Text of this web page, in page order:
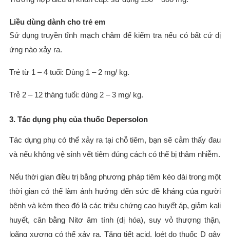
Liều dùng dành cho trẻ em
Sử dụng truyền tĩnh mạch châm để kiểm tra nếu có bất cứ dị
ứng nào xảy ra.
Trẻ từ 1 – 4 tuổi: Dùng 1 – 2 mg/ kg.
Trẻ 2 – 12 tháng tuổi: dùng 2 – 3 mg/ kg.
3. Tác dụng phụ của thuốc Depersolon
Tác dụng phụ có thể xảy ra tại chỗ tiêm, bạn sẽ cảm thấy đau
và nếu không vệ sinh vết tiêm đúng cách có thể bị thâm nhiễm.
Nếu thời gian điều trị bằng phương pháp tiêm kéo dài trong một
thời gian có thể làm ảnh hưởng đến sức đề kháng của người
bệnh và kèm theo đó là các triệu chứng cao huyết áp, giảm kali
huyết, cân bằng Nitơ âm tính (dị hóa), suy vỏ thượng thận,
loãng xương có thể xảy ra. Tăng tiết acid, loét do thuốc D gây